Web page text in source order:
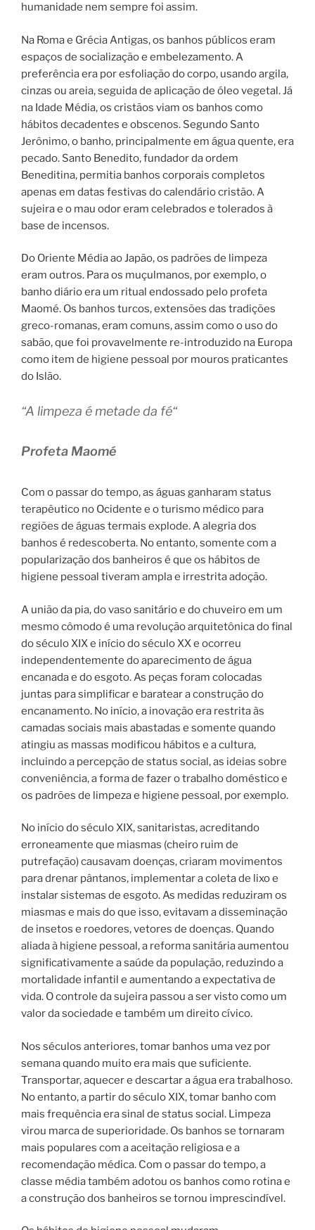
humanidade nem sempre foi assim.
Na Roma e Grécia Antigas, os banhos públicos eram
espaços de socialização e embelezamento. A
preferência era por esfoliação do corpo, usando argila,
cinzas ou areia, seguida de aplicação de óleo vegetal. Já
na Idade Média, os cristãos viam os banhos como
hábitos decadentes e obscenos. Segundo Santo
Jerônimo, o banho, principalmente em água quente, era
pecado. Santo Benedito, fundador da ordem
Beneditina, permitia banhos corporais completos
apenas em datas festivas do calendário cristão. A
sujeira e o mau odor eram celebrados e tolerados à
base de incensos.
Do Oriente Média ao Japão, os padrões de limpeza
eram outros. Para os muçulmanos, por exemplo, o
banho diário era um ritual endossado pelo profeta
Maomé. Os banhos turcos, extensões das tradições
greco-romanas, eram comuns, assim como o uso do
sabão, que foi provavelmente re-introduzido na Europa
como item de higiene pessoal por mouros praticantes
do Islão.
“A limpeza é metade da fé“
Profeta Maomé
Com o passar do tempo, as águas ganharam status
terapêutico no Ocidente e o turismo médico para
regiões de águas termais explode. A alegria dos
banhos é redescoberta. No entanto, somente com a
popularização dos banheiros é que os hábitos de
higiene pessoal tiveram ampla e irrestrita adoção.
A união da pia, do vaso sanitário e do chuveiro em um
mesmo cômodo é uma revolução arquitetônica do final
do século XIX e início do século XX e ocorreu
independentemente do aparecimento de água
encanada e do esgoto. As peças foram colocadas
juntas para simplificar e baratear a construção do
encanamento. No início, a inovação era restrita às
camadas sociais mais abastadas e somente quando
atingiu as massas modificou hábitos e a cultura,
incluindo a percepção de status social, as ideias sobre
conveniência, a forma de fazer o trabalho doméstico e
os padrões de limpeza e higiene pessoal, por exemplo.
No início do século XIX, sanitaristas, acreditando
erroneamente que miasmas (cheiro ruim de
putrefação) causavam doenças, criaram movimentos
para drenar pântanos, implementar a coleta de lixo e
instalar sistemas de esgoto. As medidas reduziram os
miasmas e mais do que isso, evitavam a disseminação
de insetos e roedores, vetores de doenças. Quando
aliada à higiene pessoal, a reforma sanitária aumentou
significativamente a saúde da população, reduzindo a
mortalidade infantil e aumentando a expectativa de
vida. O controle da sujeira passou a ser visto como um
valor da sociedade e também um direito cívico.
Nos séculos anteriores, tomar banhos uma vez por
semana quando muito era mais que suficiente.
Transportar, aquecer e descartar a água era trabalhoso.
No entanto, a partir do século XIX, tomar banho com
mais frequência era sinal de status social. Limpeza
virou marca de superioridade. Os banhos se tornaram
mais populares com a aceitação religiosa e a
recomendação médica. Com o passar do tempo, a
classe média também adotou os banhos como rotina e
a construção dos banheiros se tornou imprescindível.